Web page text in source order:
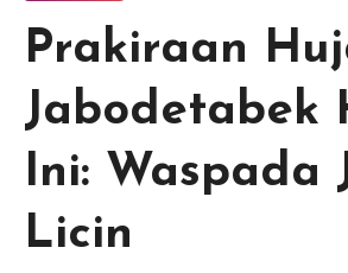
Prakiraan
Jabodetabek
Ini: Waspada
Licin